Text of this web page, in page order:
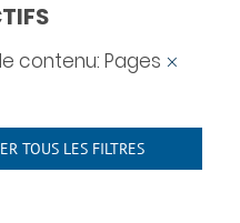
contenu: Pages
TOUS LES FILTRES